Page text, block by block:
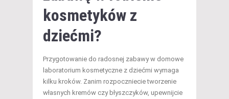
kosmetyków z
dziećmi?
Przygotowanie do radosnej zabawy w domowe
laboratorium kosmetyczne z dziećmi wymaga
kilku kroków. Zanim rozpoczniecie tworzenie
własnych kremów czy błyszczyków, upewnijcie